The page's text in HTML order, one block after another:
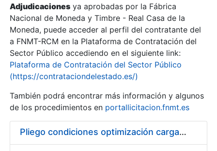
Adjudicaciones ya aprobadas por la Fábrica
Nacional de Moneda y Timbre - Real Casa de la
Moneda, puede acceder al perfil del contratante del
a FNMT-RCM en la Plataforma de Contratación del
Sector Público accediendo en el siguiente link:
Plataforma de Contratación del Sector Público
(https://contrataciondelestado.es/)
También podrá encontrar más información y algunos
de los procedimientos en portallicitacion.fnmt.es
Pliego condiciones optimización cargas compras firmado